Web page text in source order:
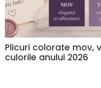
Plicuri colorate mov,
culorile anului 2026